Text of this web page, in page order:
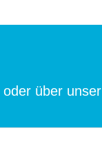
oder über unser